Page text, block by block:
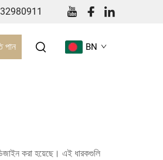
পান BN
করা হয়েছে। এই ধারকগুলি